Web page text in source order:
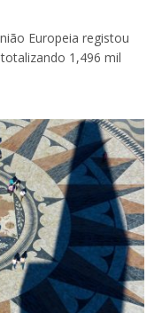
Europeia registou
1,496 mil